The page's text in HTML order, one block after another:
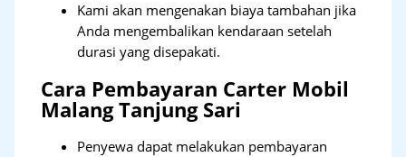
Kami akan mengenakan biaya tambahan jika
Anda mengembalikan kendaraan setelah
durasi yang disepakati.
Cara Pembayaran Carter Mobil
Malang Tanjung Sari
Penyewa dapat melakukan pembayaran